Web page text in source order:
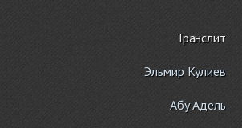
Транслит
Эльмир Кулиев
Абу Адель